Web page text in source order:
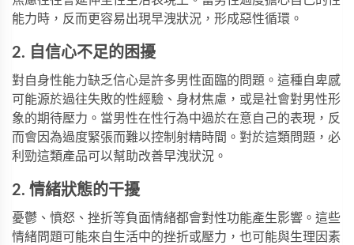
能力時，反而更容易出現早洩狀況，形成惡性循環。
2. 自信心不足的困擾
對自身性能力缺乏信心是許多男性面臨的問題。這種自卑感
可能源於過往失敗的性經驗、身材焦慮，或是社會對男性形
象的期待壓力。當男性在性行為中過於在意自己的表現，反
而會因為過度緊張而難以控制射精時間。對於這類問題， 必
利勁這類產品可以幫助改善早洩狀況。
2. 情緒狀態的干擾
憂鬱、憤怒、挫折等負面情緒都會對性功能產生影響。這些
情緒問題可能來自生活中的挫折或壓力，也可能與生理因素